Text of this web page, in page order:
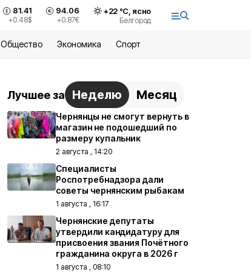
81.41
+0.48$
94.06
+0.87€
+22°С, ясно
Белгород
Общество Экономика Спорт
Лучшее за Неделю Месяц
Чернянцы не смогут вернуть в
магазин не подошедший по
размеру купальник
2 августа , 14:20
Специалисты
Роспотребнадзора дали
советы чернянским рыбакам
1 августа , 16:17
Чернянские депутаты
утвердили кандидатуру для
присвоения звания Почётного
гражданина округа в 2026 г
1 августа , 08:10